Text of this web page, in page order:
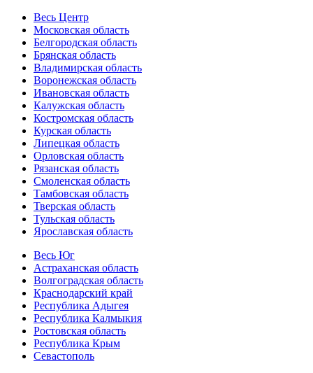
Весь Центр
Московская область
Белгородская область
Брянская область
Владимирская область
Воронежская область
Ивановская область
Калужская область
Костромская область
Курская область
Липецкая область
Орловская область
Рязанская область
Смоленская область
Тамбовская область
Тверская область
Тульская область
Ярославская область
Весь Юг
Астраханская область
Волгоградская область
Краснодарский край
Республика Адыгея
Республика Калмыкия
Ростовская область
Республика Крым
Севастополь